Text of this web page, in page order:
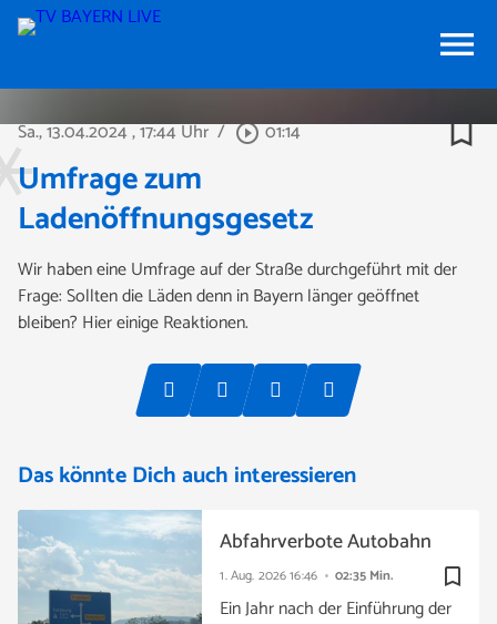
menu
Sa., 13.04.2024, 17:44 Uhr / play_circle_outline01:14 bookmark_border
Umfrage zum
Ladenöffnungsgesetz
Wir haben eine Umfrage auf der Straße durchgeführt mit der
Frage: Sollten die Läden denn in Bayern länger geöffnet
bleiben? Hier einige Reaktionen.
Das könnte Dich auch interessieren
bookmark_border
1. Aug. 202616:46 02:35 Min.
Abfahrverbote Autobahn
Ein Jahr nach der Einführung der